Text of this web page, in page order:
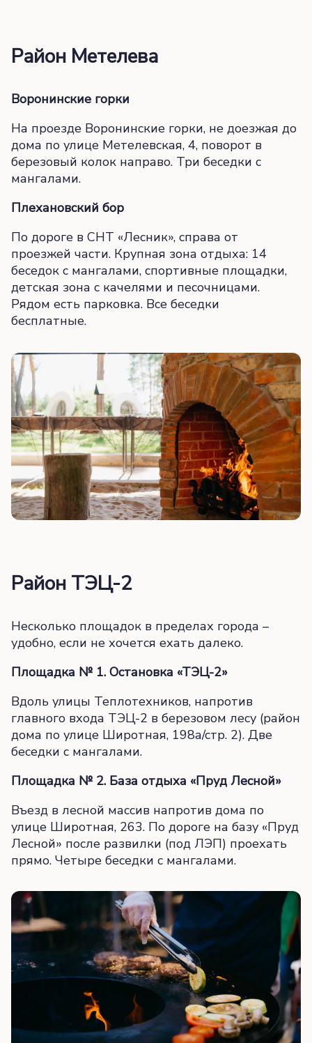
Район Метелева
Воронинские горки
На проезде Воронинские горки, не доезжая до
дома по улице Метелевская, 4, поворот в
березовый колок направо. Три беседки с
мангалами.
Плехановский бор
По дороге в СНТ «Лесник», справа от
проезжей части. Крупная зона отдыха: 14
беседок с мангалами, спортивные площадки,
детская зона с качелями и песочницами.
Рядом есть парковка. Все беседки
бесплатные.
Район ТЭЦ-2
Несколько площадок в пределах города –
удобно, если не хочется ехать далеко.
Площадка № 1. Остановка «ТЭЦ-2»
Вдоль улицы Теплотехников, напротив
главного входа ТЭЦ-2 в березовом лесу (район
дома по улице Широтная, 198а/стр. 2). Две
беседки с мангалами.
Площадка № 2. База отдыха «Пруд Лесной»
Въезд в лесной массив напротив дома по
улице Широтная, 263. По дороге на базу «Пруд
Лесной» после развилки (под ЛЭП) проехать
прямо. Четыре беседки с мангалами.